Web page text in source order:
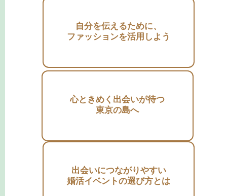
自分を伝えるために、
ファッションを活用しよう
心ときめく出会いが待つ
東京の島へ
出会いにつながりやすい
婚活イベントの選び方とは